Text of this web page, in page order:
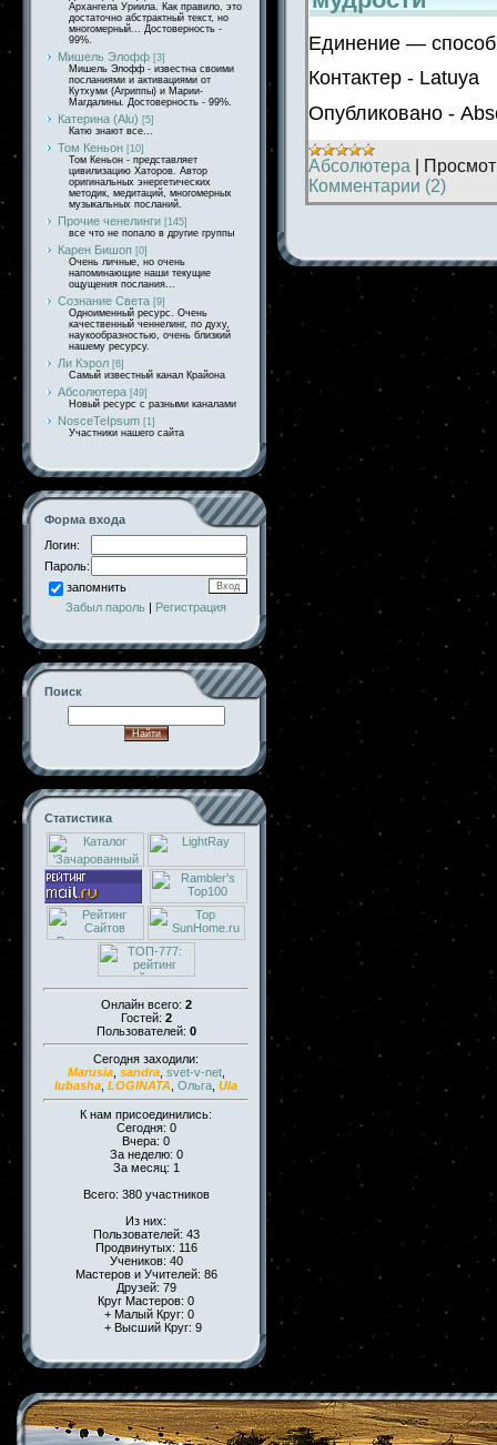
Архангела Уриила. Как правило, это
достаточно абстрактный текст, но
многомерный... Достоверность -
99%.
Мишель Элофф [3]
Мишель Элофф - известна своими
посланиями и активациями от
Кутхуми (Агриппы) и Марии-
Магдалины. Достоверность - 99%.
Катерина (Alu) [5]
Катю знают все...
Том Кеньон [10]
Том Кеньон - представляет
цивилизацию Хаторов. Автор
оригинальных энергетических
методик, медитаций, многомерных
музыкальных посланий.
Прочие ченелинги [145]
все что не попало в другие группы
Карен Бишоп [0]
Очень личные, но очень
напоминающие наши текущие
ощущения послания...
Сознание Света [9]
Одноименный ресурс. Очень
качественный ченнелинг, по духу,
наукообразностью, очень близкий
нашему ресурсу.
Ли Кэрол [6]
Самый известный канал Крайона
Абсолютера [49]
Новый ресурс с разными каналами
NosceTeIpsum [1]
Участники нашего сайта
Форма входа
Логин:
Пароль:
запомнить
Забыл пароль | Регистрация
Поиск
Статистика
Онлайн всего: 2
Гостей: 2
Пользователей: 0
Сегодня заходили:
Marusia, sandra, svet-v-net,
lubasha LOGINATA Ольга Ula
К нам присоединились:
Сегодня: 0
Вчера: 0
За неделю: 0
За месяц: 1
Всего: 380 участников
Из них:
Пользователей: 43
Продвинутых: 116
Учеников: 40
Мастеров и Учителей: 86
Друзей: 79
Круг Мастеров: 0
+ Малый Круг: 0
+ Высший Круг: 9
Единение — способ
Контактер - Latuya
Опубликовано -
Абсолютера
Комментарии (2)